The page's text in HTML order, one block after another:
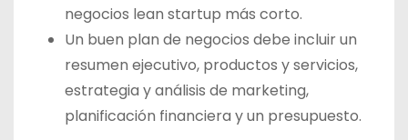
negocios lean startup más corto.
Un buen plan de negocios debe incluir un
resumen ejecutivo, productos y servicios,
estrategia y análisis de marketing,
planificación financiera y un presupuesto.